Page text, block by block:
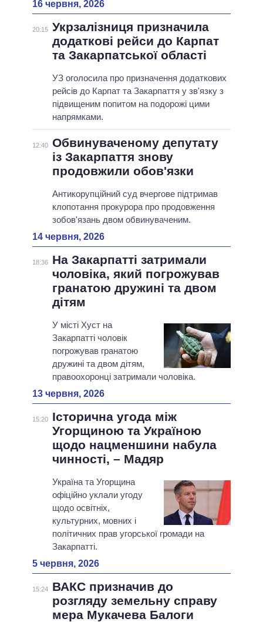
16 червня, 2026
20:15 Укрзалізниця призначила
додаткові рейси до Карпат
та Закарпатської області
УЗ оголосила про призначення додаткових
рейсів до Карпат та Закарпаття у зв'язку з
підвищеним попитом на подорожі цими
напрямками.
12:40 Обвинуваченому депутату
із Закарпаття знову
продовжили обов'язки
Антикорупційний суд вчергове підтримав
клопотання прокурора про продовження
зобов'язань двом обвинуваченим.
14 червня, 2026
18:36
На Закарпатті затримали
чоловіка, який погрожував
гранатою дружині та двом
дітям
У місті Хуст на
Закарпатті чоловік
погрожував гранатою
дружині та двом дітям,
правоохоронці затримали чоловіка.
13 червня, 2026
15:20
Історична угода між
Угорщиною та Україною
щодо нацменшини набула
чинності, – Мадяр
Україна та Угорщина
офіційно уклали угоду
щодо освітніх,
культурних, мовних і
політичних прав угорської громади на
Закарпатті.
5 червня, 2026
15:24
ВАКС призначив до
розгляду земельну справу
мера Мукачева Балоги